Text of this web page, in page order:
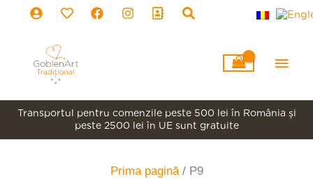
Transportul pentru comenzile peste 500 lei în România şi
peste 2500 lei în UE sunt gratuite
Prima pagină/ P9